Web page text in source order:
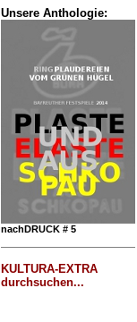
Unsere Anthologie:
nachDRUCK # 5
KULTURA-EXTRA
durchsuchen...